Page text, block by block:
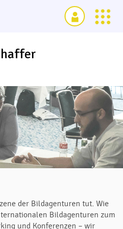
der Bildagenturen tut. Wie
Bildagenturen zum
und Konferenzen – wir